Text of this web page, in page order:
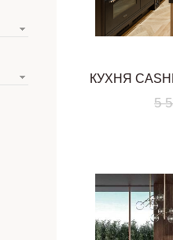
КУХНЯ
5